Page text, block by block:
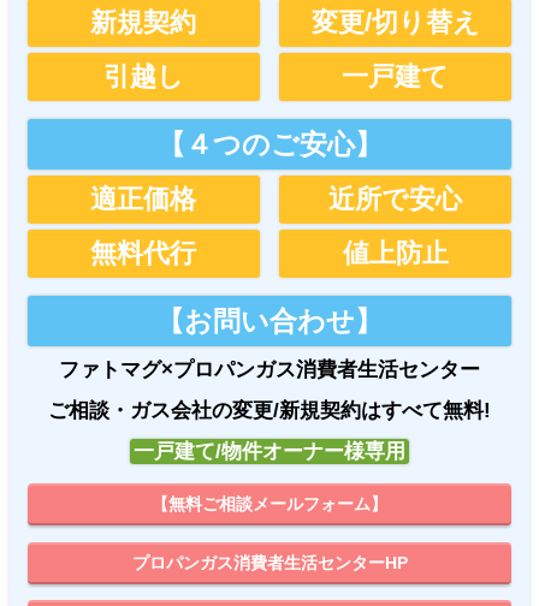
新規契約
変更/切り替え
引越し
一戸建て
【４つのご安心】
適正価格
近所で安心
無料代行
値上防止
【お問い合わせ】
ファトマグ×プロパンガス消費者生活センター
ご相談・ガス会社の変更/新規契約はすべて無料!
一戸建て/物件オーナー様専用
【無料ご相談メールフォーム】
プロパンガス消費者生活センターHP